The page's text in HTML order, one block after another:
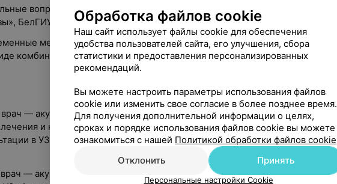
вопросы диагностики и лечения заболеваний
БелГИУВ
методы диагностики и лечения патологии
комбинированной лазеротерапии и криотерапии»,
— акушер-гинеколог кабинета лазеро-
и кабинета патологии шейки матки 4-й
в УЗ «1-я городская клиническая больница» г.
— акушер-гинеколог (заведующая) 4-й женской
Обработка файлов cookie
Наш сайт использует файлы cookie для обеспечения
удобства пользователей сайта, его улучшения, сбора
статистики и предоставления персонализированных
рекомендаций.
Вы можете настроить параметры использования файлов
cookie или изменить свое согласие в более позднее время.
Для получения дополнительной информации о целях,
сроках и порядке использования файлов cookie вы можете
ознакомиться с нашей Политикой обработки файлов cookie
Отклонить
Принять
Персональные настройки Cookie